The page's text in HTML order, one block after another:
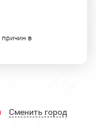
в
Cменить город